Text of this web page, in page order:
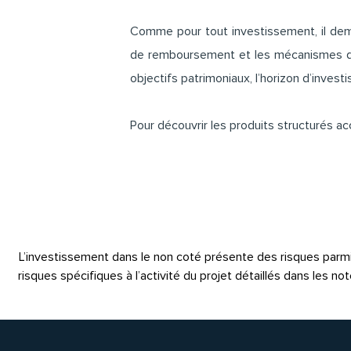
Comme pour tout investissement, il
de remboursement et les mécanismes
objectifs patrimoniaux, l’horizon
Pour découvrir les produits structurés
L’investissement dans le non coté présente des risques
risques spécifiques à l’activité du projet détaillés dans les